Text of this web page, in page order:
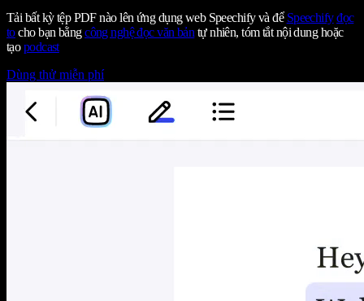
Tải bất kỳ tệp PDF nào lên ứng dụng web Speechify và để Speechify đọc
tocho bạn bằngcông nghệ đọc văn bản tự nhiên, tóm tắt nội dung hoặc
tạopodcast
Dùng thử miễn phí